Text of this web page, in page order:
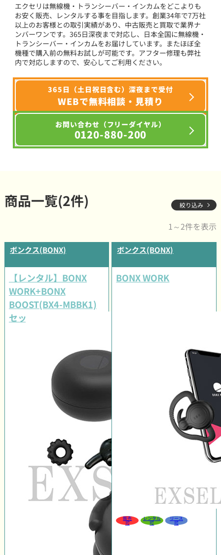
エクセリは無線機・トランシーバー・インカムをどこよりも
お安く販売、レンタルする事を目指します。創業34年で7万社
以上のお客様との取引実績があり、中古販売と買取で業界ナ
ンバーワンです。365日深夜まで対応し、日本全国に無線機・
トランシーバー・インカムをお届けしています。またほぼ全
機種で購入前の無料お試しが可能です。アフター修理も弊社
内で対応しますので、安心してご利用ください。
365日（土日祝日含む）深夜まで受付
WEBで無料相談・見積り
お問い合わせ（フリーダイヤル）
0120-880-200
商品一覧(2件) 絞り込み
1～2件を表示
ボンクス(BONX)
【レンタル】BONX
WORK+BONX
BOOST(BX4-MBBK1)
セット
ボンクス(BONX)
BONX WORK
販売
可
レンタル
可
リース
可